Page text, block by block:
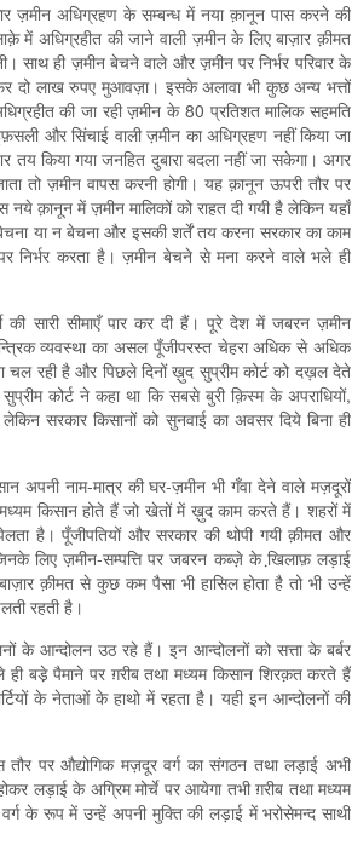
ज़मीन अधिग्रहण के सम्बन्ध में नया क़ानून पास करने की
में अधिग्रहीत की जाने वाली ज़मीन के लिए बाज़ार क़ीमत
साथ ही ज़मीन बेचने वाले और ज़मीन पर निर्भर परिवार के
दो लाख रुपए मुआवज़ा। इसके अलावा भी कुछ अन्य भत्तों
की जा रही ज़मीन के 80 प्रतिशत मालिक सहमति
और सिंचाई वाली ज़मीन का अधिग्रहण नहीं किया जा
किया गया जनहित दुबारा बदला नहीं जा सकेगा। अगर
तो ज़मीन वापस करनी होगी। यह क़ानून ऊपरी तौर पर
क़ानून में ज़मीन मालिकों को राहत दी गयी है लेकिन यहाँ
या न बेचना और इसकी शर्तें तय करना सरकार का काम
निर्भर करता है। ज़मीन बेचने से मना करने वाले भले ही
की सारी सीमाएँ पार कर दी हैं। पूरे देश में जबरन ज़मीन
व्यवस्था का असल पूँजीपरस्त चेहरा अधिक से अधिक
चल रही है और पिछले दिनों ख़ुद सुप्रीम कोर्ट को दख़ल देते
कोर्ट ने कहा था कि सबसे बुरी क़ि‍स्‍म के अपराधियों,
सरकार किसानों को सुनवाई का अवसर दिये बिना ही
अपनी नाम-मात्र की घर-ज़मीन भी गँवा देने वाले मज़दूरों
किसान होते हैं जो खेतों में ख़ुद काम करते हैं। शहरों में
है। पूँजीपतियों और सरकार की थोपी गयी क़ीमत और
लिए ज़मीन-सम्पत्ति पर जबरन कब्ज़े के खि़लाफ़ लड़ाई
क़ीमत से कुछ कम पैसा भी हासिल होता है तो भी उन्हें
रहती है।
के आन्दोलन उठ रहे हैं। इन आन्दोलनों को सत्ता के बर्बर
बडे़ पैमाने पर ग़रीब तथा मध्यम किसान शिरक़त करते हैं
के नेताओं के हाथो में रहता है। यही इन आन्दोलनों की
पर औद्योगिक मज़दूर वर्ग का संगठन तथा लड़ाई अभी
लड़ाई के अग्रिम मोर्चे पर आयेगा तभी ग़रीब तथा मध्यम
के रूप में उन्हें अपनी मुक्ति की लड़ाई में भरोसेमन्द साथी